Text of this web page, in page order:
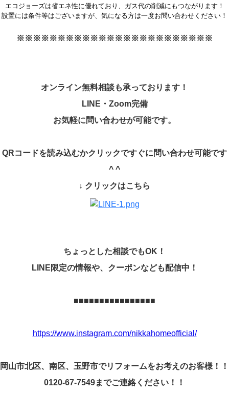
エコジョーズは省エネ性に優れており、ガス代の削減にもつながります！
設置には条件等はございますが、気になる方は一度お問い合わせください！
※※※※※※※※※※※※※※※※※※※※※※※※
オンライン無料相談も承っております！
LINE ・ Zoom完備
お気軽に問い合わせが可能です。
QRコードを読み込むかクリックですぐに問い合わせ可能です
^ ^
↓ クリックはこちら
ちょっとした相談でもOK ！
LINE限定の情報や、クーポンなども配信中！
■■■■■■■■■■■■■■■■
https://www.instagram.com/nikkahomeofficial/
岡山市北区、南区、玉野市でリフォームをお考えのお客様！！
0120-67-7549までご連絡ください！！